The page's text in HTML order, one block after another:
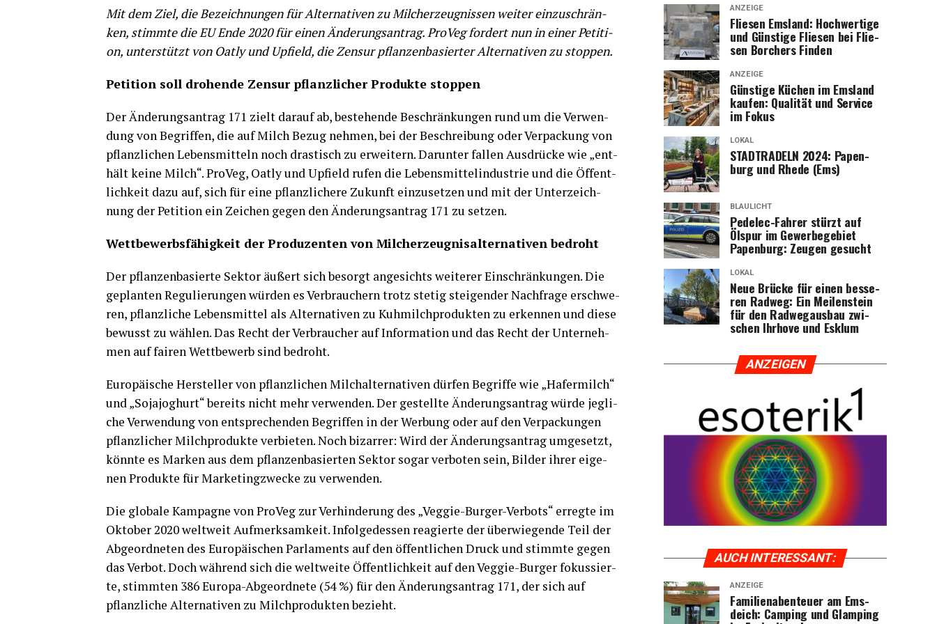
Mit dem Ziel, die Bezeich­nun­gen für Alter­na­ti­ven zu Milch­er­zeug­nis­sen wei­ter ein­zu­schrän­
ken, stimm­te die EU Ende 2020 für einen Ände­rungs­an­trag. Pro­Veg for­dert nun in einer Peti­ti­
on, unter­stützt von Oat­ly und Upfield, die Zen­sur pflan­zen­ba­sier­ter Alter­na­ti­ven zu stoppen.
Peti­ti­on soll dro­hen­de Zen­sur pflanz­li­cher Pro­duk­te stoppen
Der Ände­rungs­an­trag 171 zielt dar­auf ab, bestehen­de Beschrän­kun­gen rund um die Ver­wen­
dung von Begrif­fen, die auf Milch Bezug neh­men, bei der Beschrei­bung oder Ver­pa­ckung von
pflanz­li­chen Lebens­mit­teln noch dras­tisch zu erwei­tern. Dar­un­ter fal­len Aus­drü­cke wie „ent­
hält kei­ne Milch“. Pro­Veg, Oat­ly und Upfield rufen die Lebens­mit­tel­in­dus­trie und die Öffent­
lich­keit dazu auf, sich für eine pflanz­li­che­re Zukunft ein­zu­set­zen und mit der Unter­zeich­
nung der Peti­ti­on ein Zei­chen gegen den Ände­rungs­an­trag 171 zu setzen.
Wett­be­werbs­fä­hig­keit der Pro­du­zen­ten von Milch­er­zeug­nis­al­ter­na­ti­ven bedroht
Der pflan­zen­ba­sier­te Sek­tor äußert sich besorgt ange­sichts wei­te­rer Ein­schrän­kun­gen. Die
geplan­ten Regu­lie­run­gen wür­den es Ver­brau­chern trotz ste­tig stei­gen­der Nach­fra­ge erschwe­
ren, pflanz­li­che Lebens­mit­tel als Alter­na­ti­ven zu Kuh­milch­pro­duk­ten zu erken­nen und die­se
bewusst zu wäh­len. Das Recht der Ver­brau­cher auf Infor­ma­ti­on und das Recht der Unter­neh­
men auf fai­ren Wett­be­werb sind bedroht.
Euro­päi­sche Her­stel­ler von pflanz­li­chen Milch­al­ter­na­ti­ven dür­fen Begrif­fe wie „Hafer­milch“
und „Soja­jo­ghurt“ bereits nicht mehr ver­wen­den. Der gestell­te Ände­rungs­an­trag wür­de jeg­li­
che Ver­wen­dung von ent­spre­chen­den Begrif­fen in der Wer­bung oder auf den Ver­pa­ckun­gen
pflanz­li­cher Milch­pro­duk­te ver­bie­ten. Noch bizar­rer: Wird der Ände­rungs­an­trag umge­setzt,
könn­te es Mar­ken aus dem pflan­zen­ba­sier­ten Sek­tor sogar ver­bo­ten sein, Bil­der ihrer eige­
nen Pro­duk­te für Mar­ke­ting­zwe­cke zu verwenden.
Die glo­ba­le Kam­pa­gne von Pro­Veg zur Ver­hin­de­rung des „Veggie-Bur­ger-Ver­bots“ erreg­te im
Okto­ber 2020 welt­weit Auf­merk­sam­keit. Infol­ge­des­sen reagier­te der über­wie­gen­de Teil der
Abge­ord­ne­ten des Euro­päi­schen Par­la­ments auf den öffent­li­chen Druck und stimm­te gegen
das Ver­bot. Doch wäh­rend sich die welt­wei­te Öffent­lich­keit auf den Veggie-Bur­ger fokus­sier­
te, stimm­ten 386 Euro­pa-Abge­ord­ne­te (54 %) für den Ände­rungs­an­trag 171, der sich auf
pflanz­li­che Alter­na­ti­ven zu Milch­pro­duk­ten bezieht.
ANZEIGE
Flie­sen Ems­land: Hoch­wer­ti­ge
und Güns­ti­ge Flie­sen bei Flie­
sen Bor­chers Finden
ANZEIGE
Güns­ti­ge Küchen im Ems­land
kau­fen: Qua­li­tät und Ser­vice
im Fokus
LOKAL
STADTRADELN 2024: Papen­
burg und Rhe­de (Ems)
BLAULICHT
Pedelec-Fah­rer stürzt auf
Ölspur im Gewer­be­ge­biet
Papen­burg: Zeu­gen gesucht
LOKAL
Neue Brü­cke für einen bes­se­
ren Rad­weg: Ein Mei­len­stein
für den Rad­weg­aus­bau zwi­
schen Ihr­ho­ve und Esklum
ANZEI­GEN
AUCH INTER­ES­SANT:
ANZEIGE
Fami­li­en­aben­teu­er am Ems­
deich: Cam­ping und Glam­ping